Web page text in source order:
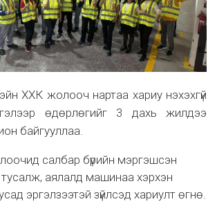
ХХК жолооч нартаа хариу нэхэхгүй
өдөрлөгийг 3 дахь жилдээ
байгууллаа.
салбар бүрийн мэргэшсэн
тусалж, аялалд машинаа хэрхэн
эргэлзээтэй зүйлсэд хариулт өгнө.